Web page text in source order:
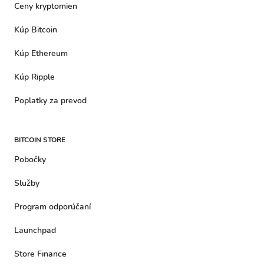
Ceny kryptomien
Kúp Bitcoin
Kúp Ethereum
Kúp Ripple
Poplatky za prevod
BITCOIN STORE
Pobočky
Služby
Program odporúčaní
Launchpad
Store Finance